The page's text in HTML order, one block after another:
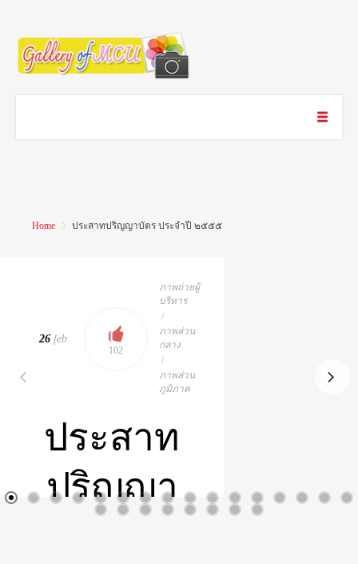
Home ประสาทปริญญาบัตร ประจำปี ๒๕๕๕
26 feb
102
ภาพถ่ายผู้
บริหาร
/
ภาพส่วน
กลาง
/
ภาพส่วน
ภูมิภาค
ประสาท
ปริญญา